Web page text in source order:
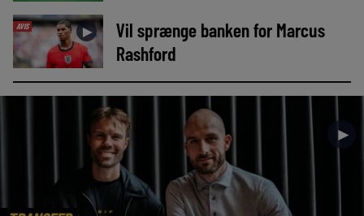
AVIS ►
Vil sprænge banken for Marcus
Rashford
►